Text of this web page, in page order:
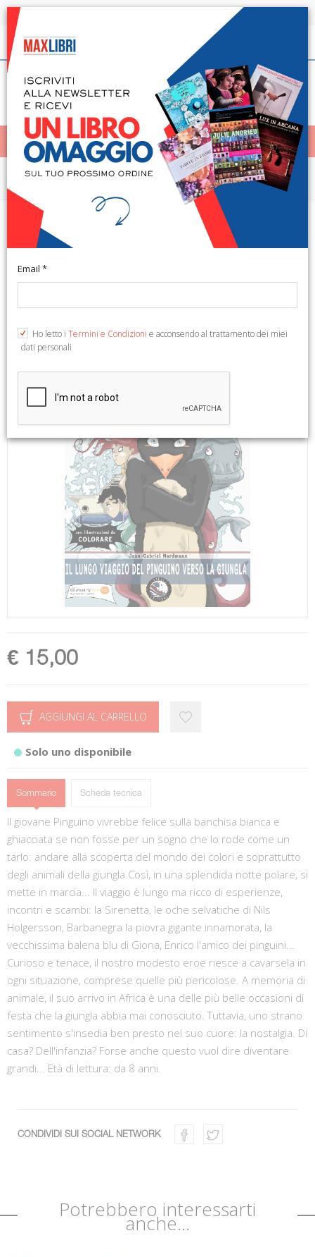
Spedizione in 24h per tutti i libri disponibili
Italiano
< Home
MENÙ
Il Lungo Viaggio del Pinguino
Verso la Giungla
2018; br., pp. 116, ill. b/n, cm 15x21.
€ 15,00
AGGIUNGI AL CARRELLO
Solo uno disponibile
Sommario Scheda tecnica
Il giovane Pinguino vivrebbe felice sulla banchisa bianca e
ghiacciata se non fosse per un sogno che lo rode come un
tarlo: andare alla scoperta del mondo dei colori e soprattutto
degli animali della giungla.Così, in una splendida notte polare, si
mette in marcia... Il viaggio è lungo ma ricco di esperienze,
incontri e scambi: la Sirenetta, le oche selvatiche di Nils
Holgersson, Barbanegra la piovra gigante innamorata, la
vecchissima balena blu di Giona, Enrico l'amico dei pinguini...
Curioso e tenace, il nostro modesto eroe riesce a cavarsela in
ogni situazione, comprese quelle più pericolose. A memoria di
animale, il suo arrivo in Africa è una delle più belle occasioni di
festa che la giungla abbia mai conosciuto. Tuttavia, uno strano
sentimento s'insedia ben presto nel suo cuore: la nostalgia. Di
casa? Dell'infanzia? Forse anche questo vuol dire diventare
grandi... Età di lettura: da 8 anni.
CONDIVIDI SUI SOCIAL NETWORK
Potrebbero interessarti
anche...
Email *
Ho letto i Termini e Condizioni e acconsendo al trattamento dei miei
dati personali